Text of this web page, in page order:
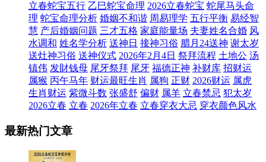
立春蛇宝五行 乙巳蛇宝命理 2026立春蛇宝 蛇尾马头命
理 蛇宝命理分析 婚姻不和谐 周易理学 五行平衡 易经智
慧 产后婚姻问题 三才五格 家庭能量场 夫妻姓名合婚 风
水调和 姓名学分析 送神日 接神习俗 腊月24送神 谢太岁
送灶神习俗 送神仪式 2026年2月4日 祭拜流程 土地公 汤
镇伟 发財钱母 尾牙祭拜 尾牙 福德正神 补财库 招财运
属猴 丙午马年 财运最旺生肖 属狗 正财 2026财运 属虎
生肖财运 紫微斗数 张盛舒 偏财 属羊 立春禁忌 犯太岁
2026立春 立春 2026年立春 立春穿衣大忌 穿衣颜色风水
最新热门文章